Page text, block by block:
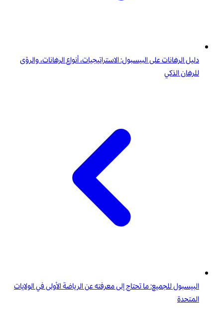
دليل الرهانات على البيسبول: الاستراتيجيات، أنواع الرهانات، والرؤى
للرهان الذكي
البيسبول للجميع: ما تحتاج إلى معرفته عن الرياضة الأولى في الولايات
المتحدة